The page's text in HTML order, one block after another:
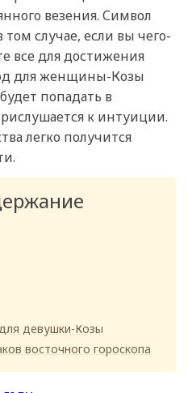
везения. Символ
случае, если вы чего-
все для достижения
для женщины-Козы
попадать в
к интуиции.
легко получится
девушки-Козы
восточного гороскопа